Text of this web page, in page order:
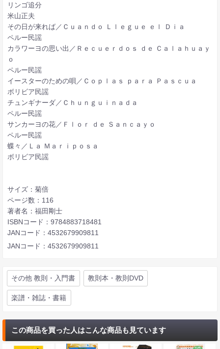
リンゴ追分
米山正夫
その日が来れば／Ｃｕａｎｄｏ Ｌｌｅｇｕｅ ｅｌ Ｄｉａ
ペルー民謡
カラワーヨの思い出／Ｒｅｃｕｅｒｄｏｓ ｄｅ Ｃａｌａｈｕａｙ
ｏ
ペルー民謡
イースターのための唄／Ｃｏｐｌａｓ ｐａｒａ Ｐａｓｃｕａ
ボリビア民謡
チュンギナーダ／Ｃｈｕｎｇｕｉｎａｄａ
ペルー民謡
サンカーヨの花／Ｆｌｏｒ ｄｅ Ｓａｎｃａｙｏ
ペルー民謡
蝶々／Ｌａ Ｍａｒｉｐｏｓａ
ボリビア民謡
サイズ：菊倍
ページ数：116
著者名：福田剛士
ISBNコード：9784883718481
JANコード：4532679909811
JANコード：4532679909811
その他 教則・入門書 教則本・教則DVD
楽譜・雑誌・書籍
この商品を買った人はこんな商品も見ています